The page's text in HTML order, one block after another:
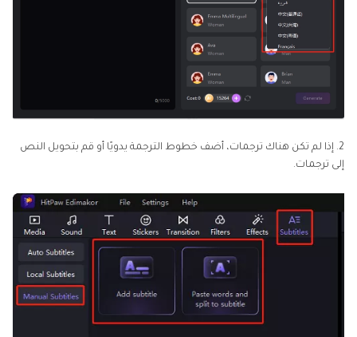
2. إذا لم تكن هناك ترجمات، أضف خطوط الترجمة يدويًا أو قم بتحويل النص
إلى ترجمات.